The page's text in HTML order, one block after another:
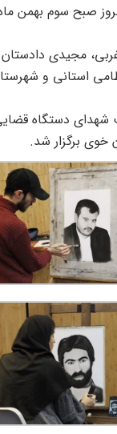
مجیدی
استانی و
شهدای دستگاه
خوی برگزار شد.